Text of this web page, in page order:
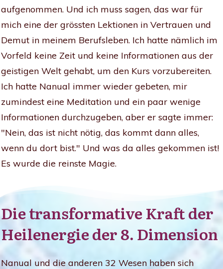
aufgenommen. Und ich muss sagen, das war für
mich eine der grössten Lektionen in Vertrauen und
Demut in meinem Berufsleben. Ich hatte nämlich im
Vorfeld keine Zeit und keine Informationen aus der
geistigen Welt gehabt, um den Kurs vorzubereiten.
Ich hatte Nanual immer wieder gebeten, mir
zumindest eine Meditation und ein paar wenige
Informationen durchzugeben, aber er sagte immer:
"Nein, das ist nicht nötig, das kommt dann alles,
wenn du dort bist." Und was da alles gekommen ist!
Es wurde die reinste Magie.
Die transformative Kraft der
Heilenergie der 8. Dimension
Nanual und die anderen 32 Wesen haben sich